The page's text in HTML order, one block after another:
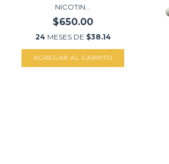
NICOTIN...
$650.00
24 MESES DE $38.14